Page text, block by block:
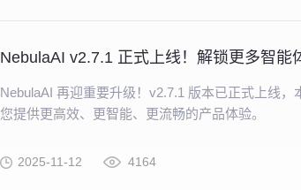
NebulaAI v2.7.1 正式上线！解锁更多智能
NebulaAI 再迎重要升级！v2.7.1 版本已正式上线
您提供更高效、更智能、更流畅的产品体验。
2025-11-12 4164